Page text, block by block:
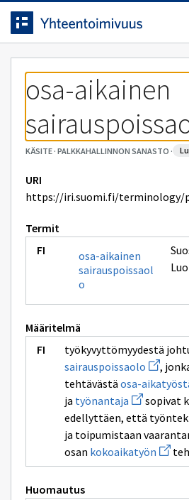
Siirrytty
sivulle
Siirry suoraan sisältöön.
osa-aikainen
KÄSITE· PALKKAHALLINNON SANASTO ·
URI
https://iri.suomi.fi/terminology/
Termit
osa-aikainen
sairauspoissaol
o
Määritelmä
työkyvyttömyydestä
sairauspoissaolo Avaa
uuden
ikkunan
sivulle
,
tehtävästä osa-
ja työnantaja Avaa
uuden
ikkunan
sivulle
työnantaja
sopivat
edellyttäen, että
ja toipumistaan
osan kokoaikatyön Avaa
uuden
Huomautus